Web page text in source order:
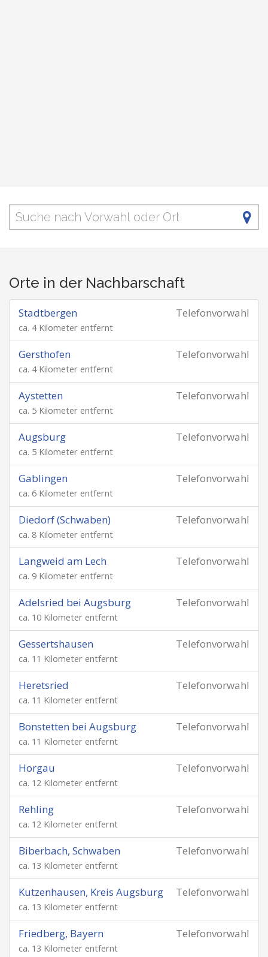
Orte in der Nachbarschaft
Telefonvorwahl
Stadtbergen
ca. 4 Kilometer entfernt
Telefonvorwahl
Gersthofen
ca. 4 Kilometer entfernt
Telefonvorwahl
Aystetten
ca. 5 Kilometer entfernt
Telefonvorwahl
Augsburg
ca. 5 Kilometer entfernt
Telefonvorwahl
Gablingen
ca. 6 Kilometer entfernt
Telefonvorwahl
Diedorf (Schwaben)
ca. 8 Kilometer entfernt
Telefonvorwahl
Langweid am Lech
ca. 9 Kilometer entfernt
Telefonvorwahl
Adelsried bei Augsburg
ca. 10 Kilometer entfernt
Telefonvorwahl
Gessertshausen
ca. 11 Kilometer entfernt
Telefonvorwahl
Heretsried
ca. 11 Kilometer entfernt
Telefonvorwahl
Bonstetten bei Augsburg
ca. 11 Kilometer entfernt
Telefonvorwahl
Horgau
ca. 12 Kilometer entfernt
Telefonvorwahl
Rehling
ca. 12 Kilometer entfernt
Telefonvorwahl
Biberbach, Schwaben
ca. 13 Kilometer entfernt
Telefonvorwahl
Kutzenhausen, Kreis Augsburg
ca. 13 Kilometer entfernt
Telefonvorwahl
Friedberg, Bayern
ca. 13 Kilometer entfernt